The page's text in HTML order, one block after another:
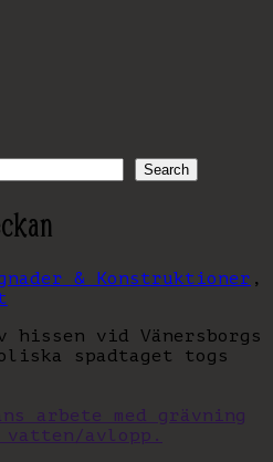
& Konstruktioner ,
hissen vid Vänersborgs
spadtaget togs